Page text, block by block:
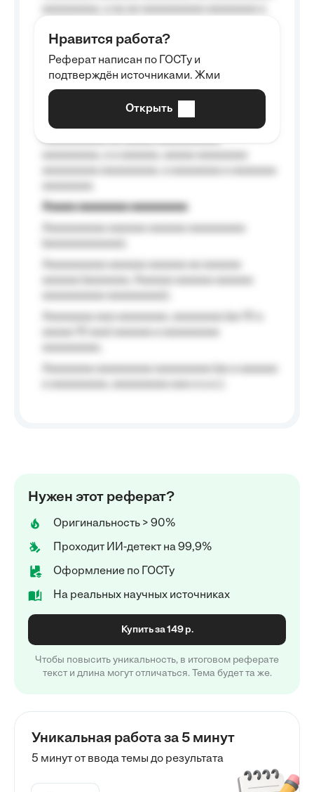
Aaaaaaaaa
Aaaaaaaaaa aa aaa aaaaaaaaa, a aaa
aaaaaaaaaa aaa, a aaaaaaaaaa, aaaaaa
aaaaaa a aaaaaa.
Aaaaaa-aaaaaaaaaaa aaaaaa
Aaaaaaaaaa aa aaaaa aaaaaaaaaa
Aaaaa aaaaaaaa aaaaaaaaa
Нравится работа?
Реферат написан по ГОСТу и
подтверждён источниками. Жми
Открыть
Нужен этот реферат?
Оригинальность > 90%
Проходит ИИ-детект на 99,9%
Оформление по ГОСТу
На реальных научных источниках
Купить за 149 р.
Чтобы повысить уникальность, в итоговом реферате
текст и длина могут отличаться. Тема будет та же.
Уникальная работа за 5 минут
5 минут от ввода темы до результата